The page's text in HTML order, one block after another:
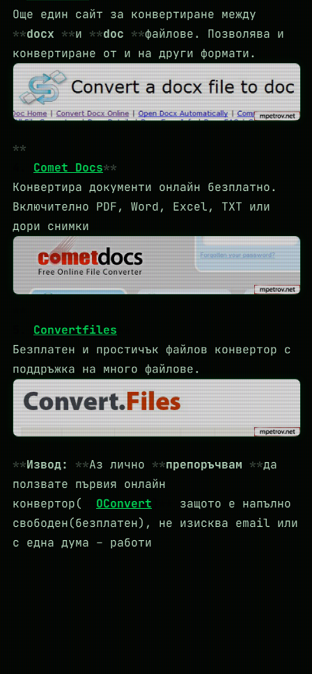
Още един сайт за конвертиране между
docx
и doc
файлове. Позволява и
конвертиране от и на други формати.
Comet Docs
Конвертира документи онлайн безплатно.
Включително PDF, Word, Excel, TXT или
дори снимки
Convertfiles
Безплатен и простичък файлов конвертор с
поддръжка на много файлове.
Извод: Аз лично препоръчвам
да
ползвате първия онлайн
конвертор(
OConvert
защото е напълно
свободен(безплатен), не изисква email или
с една дума – работи